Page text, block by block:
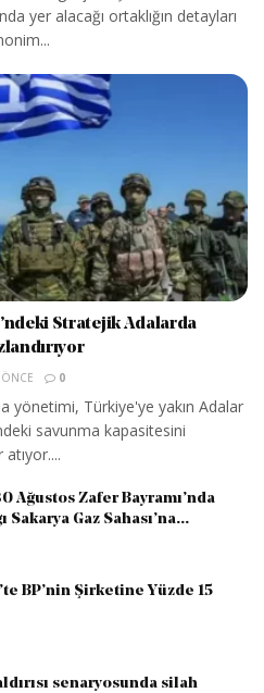
yer alacağı ortaklığın detayları
Stratejik Adalarda
0
yönetimi, Türkiye'ye yakın Adalar
savunma kapasitesini
Ağustos Zafer Bayramı’nda
Sakarya Gaz Sahası’na...
BP’nin Şirketine Yüzde 15
senaryosunda silah